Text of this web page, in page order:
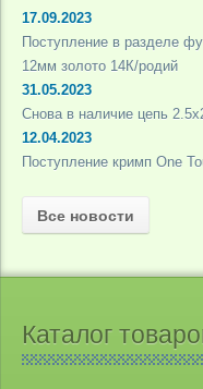
17.09.2023
Поступление в разделе
12мм золото 14К/родий
31.05.2023
Снова в наличие цепь
12.04.2023
Поступление кримп One
Все новости
Каталог